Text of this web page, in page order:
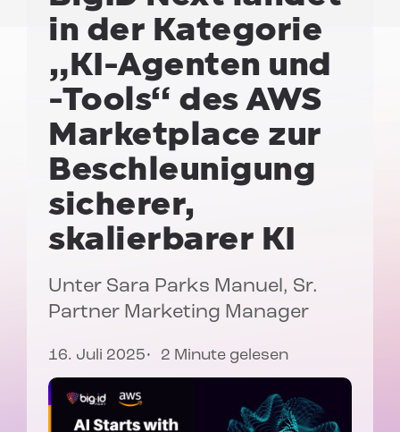
in der Kategorie
„KI-Agenten und
-Tools“ des AWS
Marketplace zur
Beschleunigung
sicherer,
skalierbarer KI
Unter Sara Parks Manuel, Sr.
Partner Marketing Manager
16. Juli 2025 2 Minute gelesen